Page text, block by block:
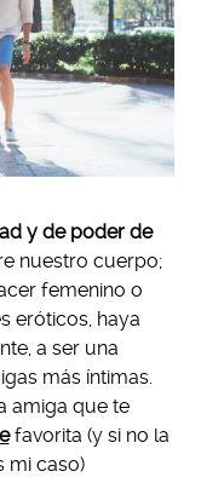
y de poder de
nuestro cuerpo;
femenino o
eróticos, haya
a ser una
más íntimas.
amiga que te
favorita (y si no la
mi caso)